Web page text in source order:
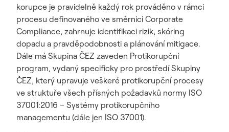
korupce je pravidelně každý rok prováděno v rámci
procesu definovaného ve směrnici Corporate
Compliance, zahrnuje identifikaci rizik, skóring
dopadu a pravděpodobnosti a plánování mitigace.
Dále má Skupina ČEZ zaveden Protikorupční
program, vydaný specificky pro prostředí Skupiny
ČEZ, který upravuje veškeré protikorupční procesy
ve struktuře všech přísných požadavků normy ISO
37001:2016 – Systémy protikorupčního
managementu (dále jen ISO 37001).